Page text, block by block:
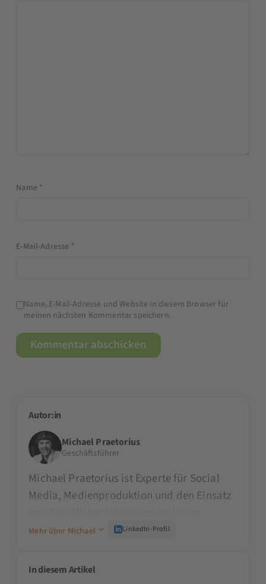
Name *
E-Mail-Adresse *
Name, E-Mail-Adresse und Website in diesem Browser für
meinen nächsten Kommentar speichern.
Autor:in
Michael Praetorius
Geschäftsführer
Michael Praetorius ist Experte für Social
Media, Medienproduktion und den Einsatz
Bereichen. Mit über 20 Jahren Erfahrung
Auftritt renommierter Unternehmen wie
Mehr über Michael LinkedIn-Profil
In diesem Artikel